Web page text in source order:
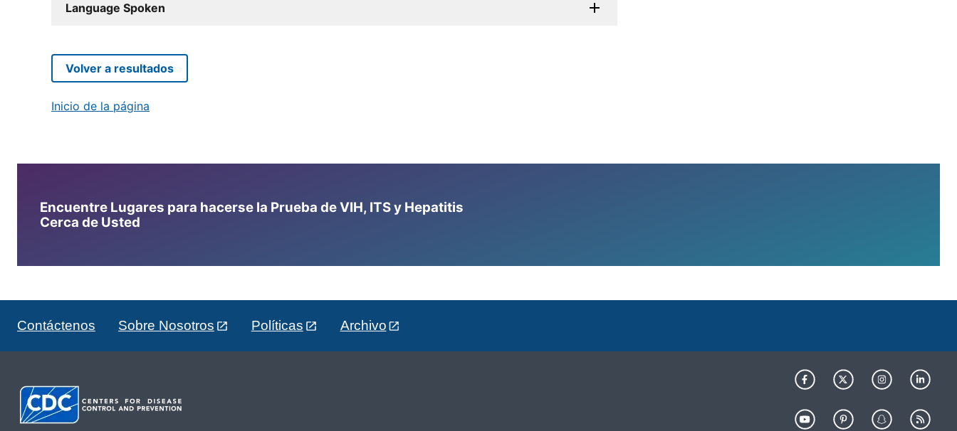
Language Spoken
Volver a resultados
Inicio de la página
Encuentre Lugares para hacerse la Prueba de VIH, ITS y Hepatitis
Cerca de Usted
Contáctenos Sobre Nosotros Políticas Archivo